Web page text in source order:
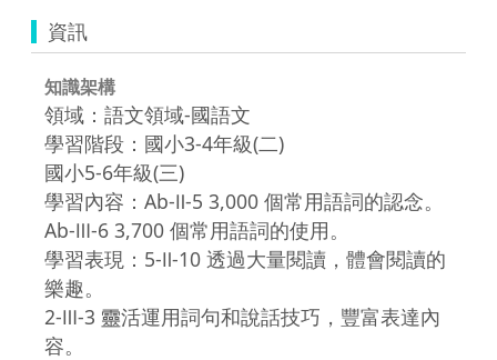
資訊
知識架構
領域：語文領域-國語文
學習階段：國小3-4年級(二)
國小5-6年級(三)
學習內容：Ab-Ⅱ-5 3,000 個常用語詞的認念。
Ab-Ⅲ-6 3,700 個常用語詞的使用。
學習表現：5-Ⅱ-10 透過大量閱讀，體會閱讀的
樂趣。
2-Ⅲ-3 靈活運用詞句和說話技巧，豐富表達內
容。